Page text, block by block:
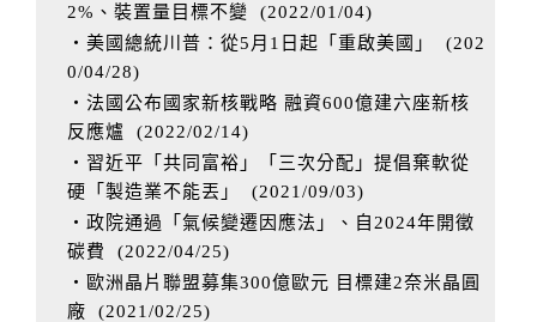
2%、裝置量目標不變 (2022/01/04)
‧美國總統川普：從5月1日起「重啟美國」
(202
0/04/28)
‧法國公布國家新核戰略 融資600億建六座新核
反應爐
(2022/02/14)
‧習近平「共同富裕」「三次分配」提倡棄軟從
硬「製造業不能丟」
(2021/09/03)
‧政院通過「氣候變遷因應法」、自2024年開徵
碳費
(2022/04/25)
‧歐洲晶片聯盟募集300億歐元 目標建2奈米晶圓
廠 (2021/02/25)